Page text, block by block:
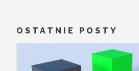
OSTATNIE POSTY